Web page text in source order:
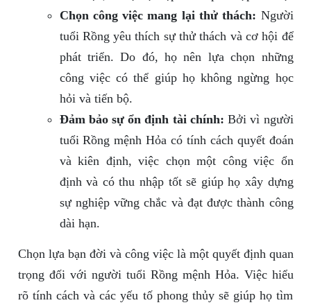
Chọn công việc mang lại thử thách: Người
tuổi Rồng yêu thích sự thử thách và cơ hội để
phát triển. Do đó, họ nên lựa chọn những
công việc có thể giúp họ không ngừng học
hỏi và tiến bộ.
Đảm bảo sự ổn định tài chính: Bởi vì người
tuổi Rồng mệnh Hỏa có tính cách quyết đoán
và kiên định, việc chọn một công việc ổn
định và có thu nhập tốt sẽ giúp họ xây dựng
sự nghiệp vững chắc và đạt được thành công
dài hạn.
Chọn lựa bạn đời và công việc là một quyết định quan
trọng đối với người tuổi Rồng mệnh Hỏa. Việc hiểu
rõ tính cách và các yếu tố phong thủy sẽ giúp họ tìm